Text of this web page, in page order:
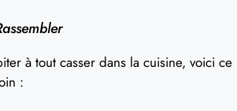
à tout casser dans la cuisine, voici ce
: